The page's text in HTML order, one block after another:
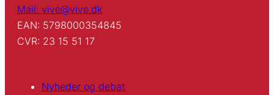
Mail: vive@vive.dk
EAN: 5798000354845
CVR: 23 15 51 17
Nyheder og debat